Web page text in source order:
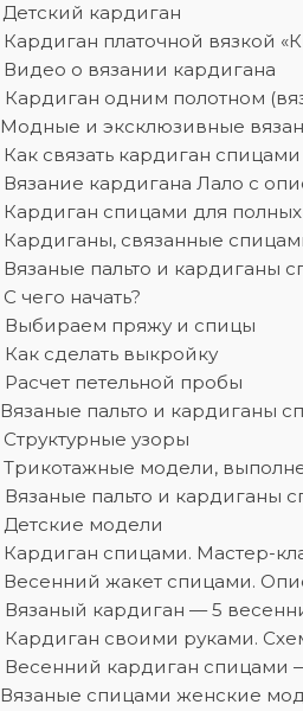
Детский кардиган
Кардиган платочной вязкой
Видео о вязании кардигана
Кардиган одним полотном
Модные и эксклюзивные
Как связать кардиган
Вязание кардигана Лало с
Кардиган спицами для
Кардиганы, связанные
Вязаные пальто и кардиганы
С чего начать?
Выбираем пряжу и спицы
Как сделать выкройку
Расчет петельной пробы
Вязаные пальто и кардиганы
Структурные узоры
Трикотажные модели,
Вязаные пальто и кардиганы
Детские модели
Кардиган спицами. Мастер-
Весенний жакет спицами.
Вязаный кардиган — 5
Кардиган своими руками.
Весенний кардиган спицами
Вязаные спицами женские